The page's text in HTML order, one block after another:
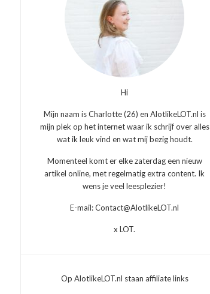
Hi
Mijn naam is Charlotte (26) en AlotlikeLOT.nl is
mijn plek op het internet waar ik schrijf over alles
wat ik leuk vind en wat mij bezig houdt.
Momenteel komt er elke zaterdag een nieuw
artikel online, met regelmatig extra content. Ik
wens je veel leesplezier!
E-mail: Contact@AlotlikeLOT.nl
x LOT.
Op AlotlikeLOT.nl staan affiliate links